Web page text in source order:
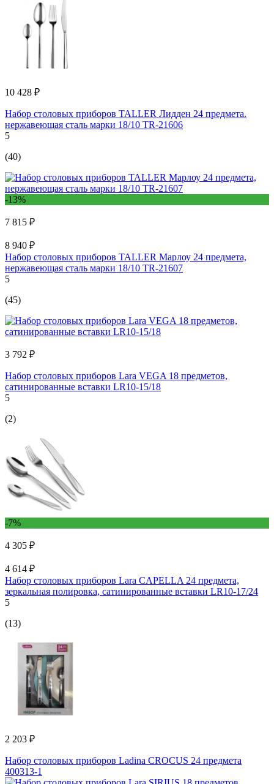
10 428 ₽
Набор столовых приборов TALLER Лидден 24 предмета.
нержавеющая сталь марки 18/10 TR-21606
5
(40)
-13%
7 815 ₽
8 940 ₽
Набор столовых приборов TALLER Марлоу 24 предмета,
нержавеющая сталь марки 18/10 TR-21607
5
(45)
3 792 ₽
Набор столовых приборов Lara VEGA 18 предметов,
сатинированные вставки LR10-15/18
5
(2)
-7%
4 305 ₽
4 614 ₽
Набор столовых приборов Lara CAPELLA 24 предмета,
зеркальная полировка, сатинированные вставки LR10-17/24
5
(13)
2 203 ₽
Набор столовых приборов Ladina CROCUS 24 предмета
400313-1